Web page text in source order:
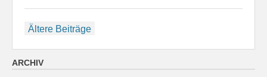
Beitragsnavigation
Ältere Beiträge
ARCHIV